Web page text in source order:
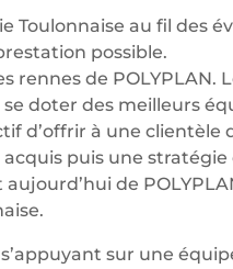
Toulonnaise au fil des
possible.
de POLYPLAN.
doter des meilleurs
d’offrir à une
puis une
aujourd’hui de
sur une